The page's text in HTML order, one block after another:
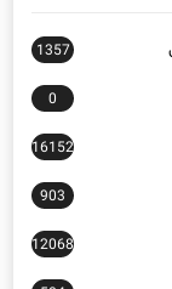
0
16152
903
12068
584